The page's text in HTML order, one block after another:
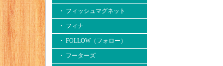
・ フィッシュマグネット
・ フィナ
・ FOLLOW（フォロー）
・ フーターズ